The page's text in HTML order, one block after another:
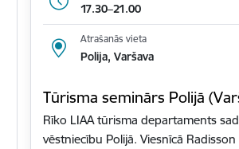
17.30–21.00
Atrašanās vieta
Polija, Varšava
Tūrisma seminārs Polijā
Rīko LIAA tūrisma departaments
vēstniecību Polijā. Viesnīcā